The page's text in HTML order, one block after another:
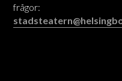
frågor: